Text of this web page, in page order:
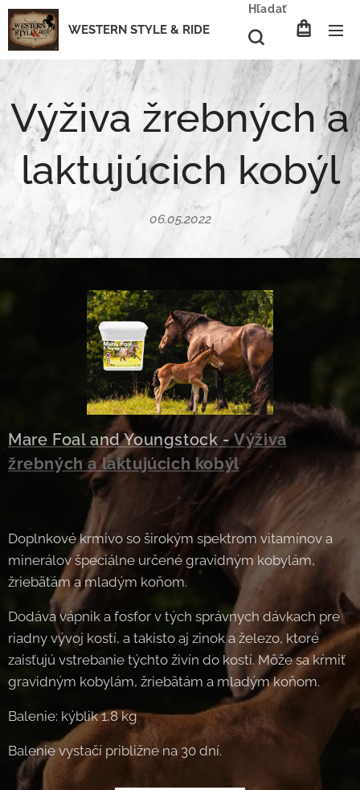
WESTERN STYLE & RIDE
Hľadať
Výživa žrebných a
laktujúcich kobýl
06.05.2022
Mare Foal and Youngstock -Výživa
žrebných a laktujúcich kobýl
Doplnkové krmivo so širokým spektrom vitamínov a
minerálov špeciálne určené gravidným kobylám,
žriebätám a mladým koňom.
Dodáva vápnik a fosfor v tých správnych dávkach pre
riadny vývoj kostí, a takisto aj zinok a železo, ktoré
zaisťujú vstrebanie týchto živín do kostí. Môže sa kŕmiť
gravidným kobylám, žriebätám a mladým koňom.
Balenie: kýblik 1,8 kg
Balenie vystačí približne na 30 dní.